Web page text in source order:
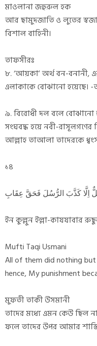
মাওলানা জহুরুল হক
আর ছামুদজাতি ও লুতের
বিশাল বাহিনী।
তাফসীরঃ
৮. ‘আয়কা’ অর্থ বন-
এলাকাকে বোঝানো হয়েছে।
৯. বিরোধী দল বলে
সংঘবদ্ধ হয়ে নবী-রাসূলগণের
আল্লাহ তাআলা তাদেরকে
১৪
ইন কুল্লুন ইল্লা-কাযযাবার
Mufti Taqi Usmani
All of them did nothing but
hence, My punishment
মুফতী তাকী উসমানী
তাদের মধ্যে এমন কেউ ছিল
ফলে তাদের উপর আমার